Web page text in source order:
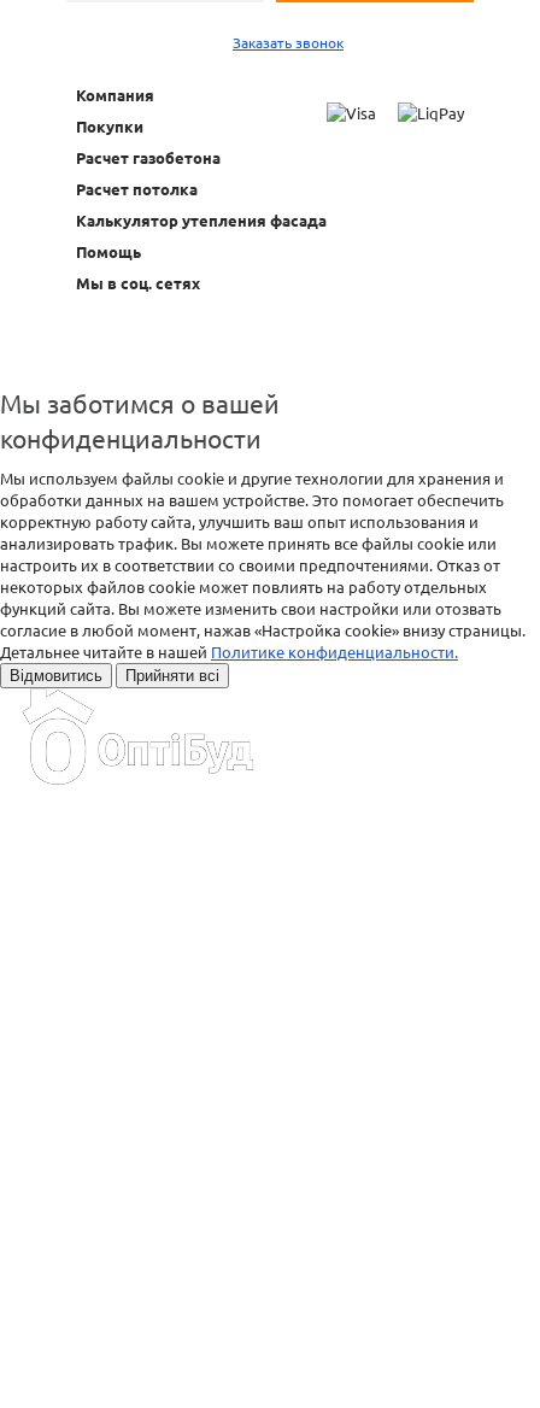
Заказать звонок
Компания
Покупки
Расчет газобетона
Расчет потолка
Калькулятор утепления фасада
Помощь
Мы в соц. сетях
Мы заботимся о вашей
конфиденциальности
Мы используем файлы cookie и другие технологии для хранения и
обработки данных на вашем устройстве. Это помогает обеспечить
корректную работу сайта, улучшить ваш опыт использования и
анализировать трафик. Вы можете принять все файлы cookie или
настроить их в соответствии со своими предпочтениями. Отказ от
некоторых файлов cookie может повлиять на работу отдельных
функций сайта. Вы можете изменить свои настройки или отозвать
согласие в любой момент, нажав «Настройка cookie» внизу страницы.
Детальнее читайте в нашей Политике конфиденциальности.
Відмовитись Прийняти всі